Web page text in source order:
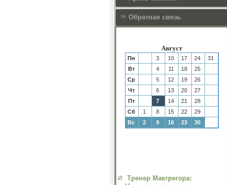
Обратная связь
Август
Пн 3 10 17 24
31
Вт
4 11 18
25
Ср
5 12 19
26
Чт
6 13 20
27
Пт
7 14 21
28
Сб
1 8 15 22
29
Вс
2 9 16 23 30
Тренер Макгрегора: